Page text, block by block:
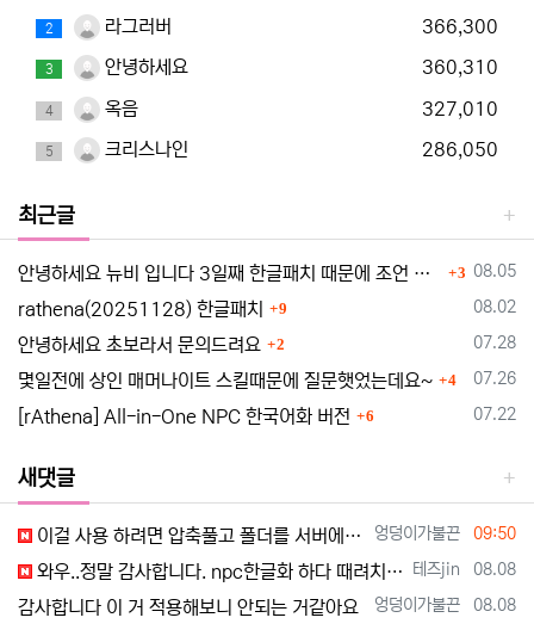
2 라그러버 366,300
3 안녕하세요 360,310
4 옥음 327,010
5 크리스나인 286,050
최근글
등록일
08.05
안녕하세요 뉴비 입니다 3일째 한글패치 때문에 조언 드립니다
댓글
3
등록일
08.02
rathena(20251128) 한글패치 9
등록일
07.28
안녕하세요 초보라서 문의드려요 2
등록일
07.26
몇일전에 상인 매머나이트 스킬때문에 질문햇었는데요~ 4
등록일
07.22
[rAthena] All-in-One NPC 한국어화 버전 6
새댓글
등록자
엉덩이가불끈 등록일
09:50
이걸 사용 하려면 압축풀고 폴더를 서버에 붙혀 넣기 해야하나요?
등록자
테즈jin 등록일
08.08
와우..정말 감사합니다. npc한글화 하다 때려치고 있었는데..ㅜ_ㅜ
등록자
엉덩이가불끈 등록일
08.08
감사합니다 이 거 적용해보니 안되는 거같아요